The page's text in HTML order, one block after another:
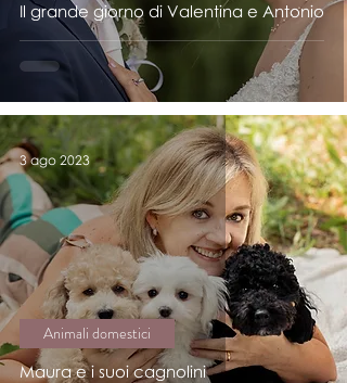
Il grande giorno di Valentina e Antonio
Maura e i suoi cagnolini
Animali domestici
3 ago 2023